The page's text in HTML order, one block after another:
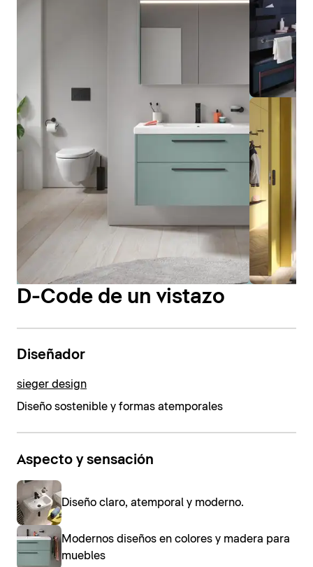
D-Code de un vistazo
Diseñador
sieger design
Diseño sostenible y formas atemporales
Aspecto y sensación
Diseño claro, atemporal y moderno.
Modernos diseños en colores y madera para
muebles